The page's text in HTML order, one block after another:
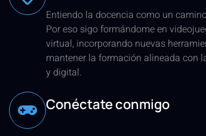
Entiendo la docencia como un
Por eso sigo formándome en
virtual, incorporando nuevas
mantener la formación alineada con
y digital.
Conéctate conmigo